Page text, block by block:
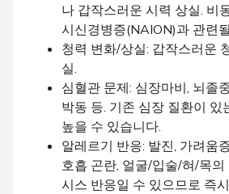
나 갑작스러운 시력 상실. 비
시신경병증(NAION)과 관련
청력 변화/상실: 갑작스러운
실.
심혈관 문제: 심장마비, 뇌졸
박동 등. 기존 심장 질환이 있
높을 수 있습니다.
알레르기 반응: 발진, 가려움
호흡 곤란, 얼굴/입술/혀/목
시스 반응일 수 있으므로 즉